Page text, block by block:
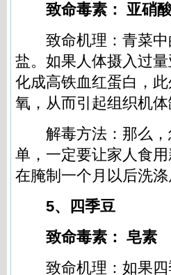
致命毒素： 亚硝
致命机理：青菜中
盐。如果人体摄入过
化成高铁血红蛋白，
氧，从而引起组织机
解毒方法：那么，
单，一定要让家人食
在腌制一个月以后洗涤
5、四季豆
致命毒素： 皂素
致命机理：如果四